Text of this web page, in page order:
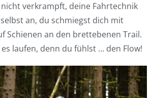
verkrampft, deine Fahrtechnik
an, du schmiegst dich mit
Schienen an den brettebenen Trail.
laufen, denn du fühlst … den Flow!